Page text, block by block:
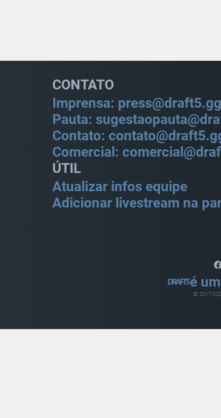
CONTATO
Imprensa: press@draft5.gg
Pauta:
Contato:
Comercial:
ÚTIL
Atualizar infos equipe
Adicionar livestream na
é
© 2017-